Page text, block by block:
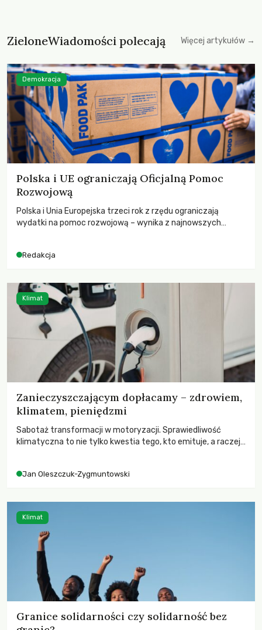
ZieloneWiadomości polecają Więcej artykułów →
Polska i UE ograniczają Oficjalną Pomoc
Rozwojową
Polska i Unia Europejska trzeci rok z rzędu ograniczają
wydatki na pomoc rozwojową – wynika z najnowszych
odnotowano największe tąpnięcie ODA w historii. Jakie będą
kryzysami i ubóstwem?
Redakcja
Demokracja
Zanieczyszczającym dopłacamy – zdrowiem,
klimatem, pieniędzmi
Sabotaż transformacji w motoryzacji. Sprawiedliwość
klimatyczna to nie tylko kwestia tego, kto emituje, a raczej
Jan Oleszczuk-Zygmuntowski
Klimat
Granice solidarności czy solidarność bez
Klimat